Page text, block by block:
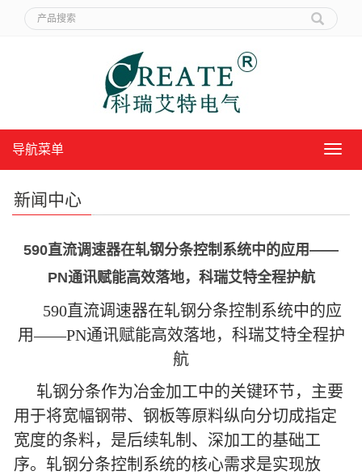
导
导航菜单
新闻中心
590直流调速器在轧钢分条控制系统中的应用——
PN通讯赋能高效落地，科瑞艾特全程护航
590直流调速器在轧钢分条控制系统中的应
用——PN通讯赋能高效落地，科瑞艾特全程护
航
轧钢分条作为冶金加工中的关键环节，主要
用于将宽幅钢带、钢板等原料纵向分切成指定
宽度的条料，是后续轧制、深加工的基础工
序。轧钢分条控制系统的核心需求是实现放